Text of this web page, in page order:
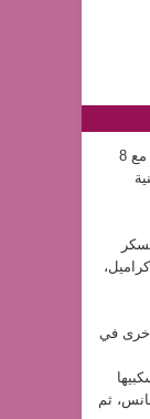
1- افرمي قطع الأوريو بالخلاط ثم اخلطيهم مع 8
السكر
أخرى في
ثم